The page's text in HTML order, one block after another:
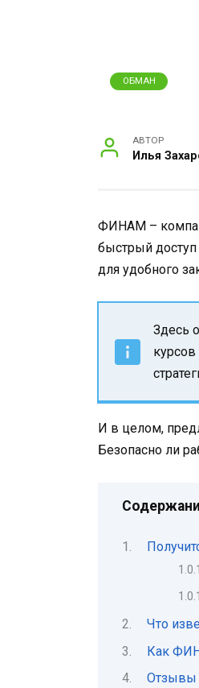
ОБМАН
АВТОР
Илья
ФИНАМ –
быстрый
для удобного
Здесь
И в целом,
Безопасно ли
Что
Как
Отзывы